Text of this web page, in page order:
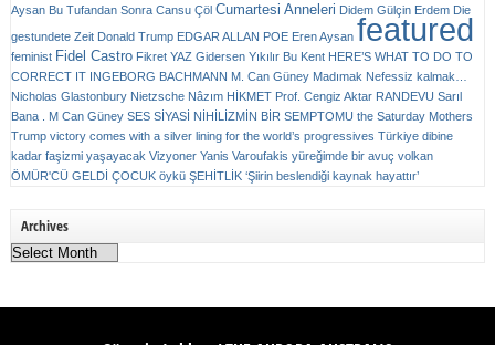
Aysan Bu Tufandan Sonra Cansu Çöl Cumartesi Anneleri Didem Gülçin Erdem Die
gestundete Zeit Donald Trump EDGAR ALLAN POE Eren Aysan featured
feminist Fidel Castro Fikret YAZ Gidersen Yıkılır Bu Kent HERE’S WHAT TO DO TO
CORRECT IT INGEBORG BACHMANN M. Can Güney Madımak Nefessiz kalmak…
Nicholas Glastonbury Nietzsche Nâzım HİKMET Prof. Cengiz Aktar RANDEVU Sarıl
Bana . M Can Güney SES SİYASİ NİHİLİZMİN BİR SEMPTOMU the Saturday Mothers
Trump victory comes with a silver lining for the world’s progressives Türkiye dibine
kadar faşizmi yaşayacak Vizyoner Yanis Varoufakis yüreğimde bir avuç volkan
ÖMÜR'CÜ GELDİ ÇOCUK öykü ŞEHİTLİK ‘Şiirin beslendiği kaynak hayattır’
Archives
Archives